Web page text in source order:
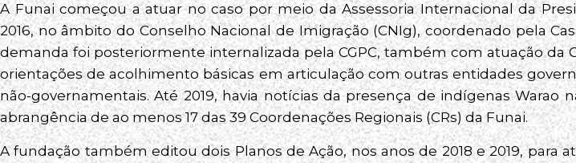
A Funai começou a atuar no caso por meio da Assessoria Internacional da
2016, no âmbito do Conselho Nacional de Imigração (CNIg), coordenado pela
demanda foi posteriormente internalizada pela CGPC, também com atuação da
orientações de acolhimento básicas em articulação com outras entidades
não-governamentais. Até 2019, havia notícias da presença de indígenas Warao
abrangência de ao menos 17 das 39 Coordenações Regionais (CRs) da Funai.
A fundação também editou dois Planos de Ação, nos anos de 2018 e 2019, para